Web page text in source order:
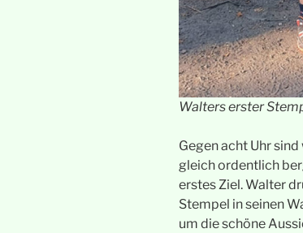
Walters erster
Gegen acht Uhr
gleich ordentlich
erstes Ziel. Walter
Stempel in seinen
um die schöne